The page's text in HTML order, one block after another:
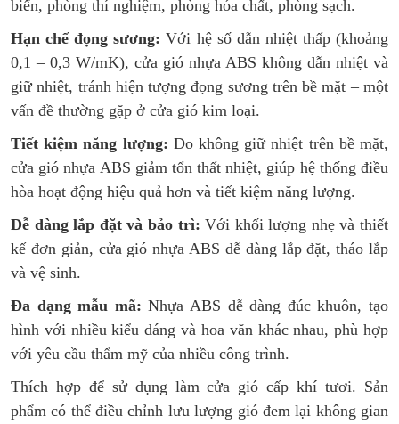
biển, phòng thí nghiệm, phòng hóa chất, phòng sạch.
Hạn chế đọng sương: Với hệ số dẫn nhiệt thấp (khoảng
0,1 – 0,3 W/mK), cửa gió nhựa ABS không dẫn nhiệt và
giữ nhiệt, tránh hiện tượng đọng sương trên bề mặt – một
vấn đề thường gặp ở cửa gió kim loại.
Tiết kiệm năng lượng: Do không giữ nhiệt trên bề mặt,
cửa gió nhựa ABS giảm tổn thất nhiệt, giúp hệ thống điều
hòa hoạt động hiệu quả hơn và tiết kiệm năng lượng.
Dễ dàng lắp đặt và bảo trì: Với khối lượng nhẹ và thiết
kế đơn giản, cửa gió nhựa ABS dễ dàng lắp đặt, tháo lắp
và vệ sinh.
Đa dạng mẫu mã: Nhựa ABS dễ dàng đúc khuôn, tạo
hình với nhiều kiểu dáng và hoa văn khác nhau, phù hợp
với yêu cầu thẩm mỹ của nhiều công trình.
Thích hợp để sử dụng làm cửa gió cấp khí tươi. Sản
phẩm có thể điều chỉnh lưu lượng gió đem lại không gian